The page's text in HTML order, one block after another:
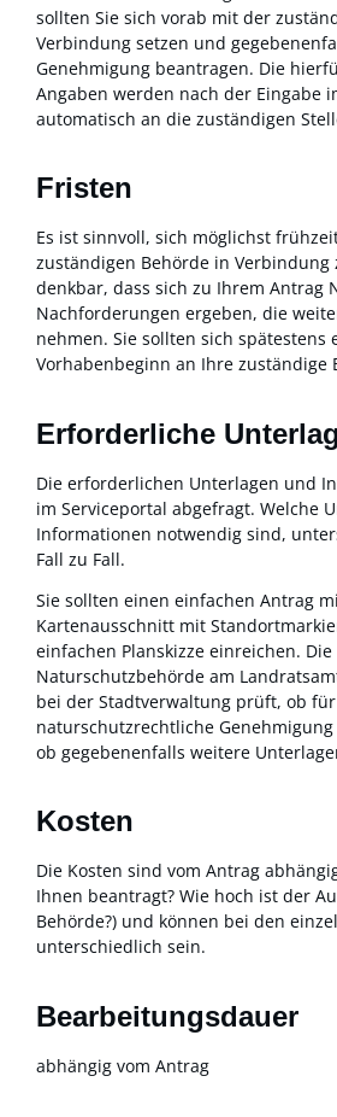
sollten Sie sich vorab mit der
Verbindung setzen und
Genehmigung beantragen. Die
Angaben werden nach der Eingabe
automatisch an die zuständigen
Fristen
Es ist sinnvoll, sich möglichst
zuständigen Behörde in Verbindung
denkbar, dass sich zu Ihrem Antrag
Nachforderungen ergeben, die
nehmen. Sie sollten sich spätestens
Vorhabenbeginn an Ihre zuständige
Erforderliche
Die erforderlichen Unterlagen und
im Serviceportal abgefragt. Welche
Informationen notwendig sind,
Fall zu Fall.
Sie sollten einen einfachen Antrag
Kartenausschnitt mit
einfachen Planskizze einreichen.
Naturschutzbehörde am
bei der Stadtverwaltung prüft, ob
naturschutzrechtliche
ob gegebenenfalls weitere
Kosten
Die Kosten sind vom Antrag
Ihnen beantragt? Wie hoch ist der
Behörde?) und können bei den
unterschiedlich sein.
Bearbeitungsdauer
abhängig vom Antrag